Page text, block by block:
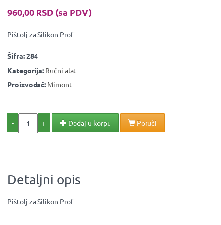
960,00 RSD (sa PDV)
Pištolj za Silikon Profi
Šifra:284
Kategorija: Ručni alat
Proizvođač: Mimont
- + Dodaj u korpu Poruči
Detaljni opis
Pištolj za Silikon Profi